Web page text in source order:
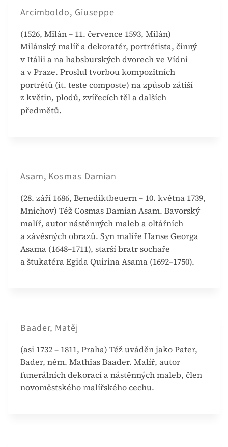
Arcimboldo, Giuseppe
(1526, Milán – 11. července 1593, Milán)
Milánský malíř a dekoratér, portrétista, činný
v Itálii a na habsburských dvorech ve Vídni
a v Praze. Proslul tvorbou kompozitních
portrétů (it. teste composte) na způsob zátiší
z květin, plodů, zvířecích těl a dalších
předmětů.
Asam, Kosmas Damian
(28. září 1686, Benediktbeuern – 10. května 1739,
Mnichov) Též Cosmas Damian Asam. Bavorský
malíř, autor nástěnných maleb a oltářních
a závěsných obrazů. Syn malíře Hanse Georga
Asama (1648–1711), starší bratr sochaře
a štukatéra Egida Quirina Asama (1692–1750).
Baader, Matěj
(asi 1732 – 1811, Praha) Též uváděn jako Pater,
Bader, něm. Mathias Baader. Malíř, autor
funerálních dekorací a nástěnných maleb, člen
novoměstského malířského cechu.